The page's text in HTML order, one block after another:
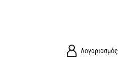
6514980 - 210 8100834
Λογαριασμός